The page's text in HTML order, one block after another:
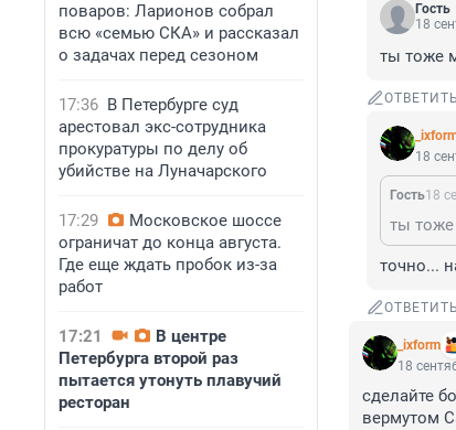
поваров: Ларионов собрал
всю «семью СКА» и рассказал
о задачах перед сезоном
17:36 В Петербурге суд
арестовал экс-сотрудника
прокуратуры по делу об
убийстве на Луначарского
17:29
Московское шоссе
ограничат до конца августа.
Где еще ждать пробок из-за
работ
17:21
В центре
Петербурга второй раз
пытается утонуть плавучий
ресторан
Гость
18
ты тоже
ОТВЕТИТЬ
18
Гость18
ты
точно...
ОТВЕТИТЬ
_ixform
18
сделайте
вермутом